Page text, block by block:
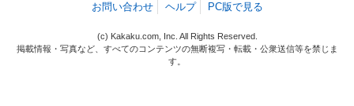
お問い合わせ
ヘルプ PC版で見る
(c) Kakaku.com, Inc. All Rights Reserved.
掲載情報・写真など、すべてのコンテンツの無断複写・転載・公衆送信等を禁じま
す。